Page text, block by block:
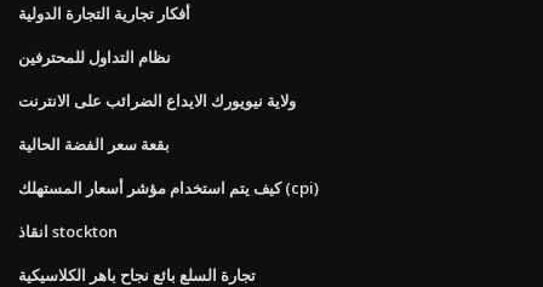
أفكار تجارية التجارة الدولية
نظام التداول للمحترفين
ولاية نيويورك الايداع الضرائب على الانترنت
بقعة سعر الفضة الحالية
كيف يتم استخدام مؤشر أسعار المستهلك (cpi)
انقاذ stockton
تجارة السلع بائع نجاح باهر الكلاسيكية